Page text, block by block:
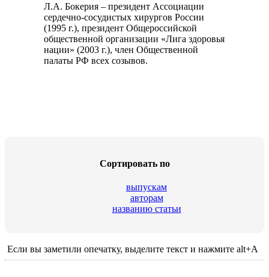
Л.А. Бокерия – президент Ассоциации
сердечно-сосудистых хирургов России
(1995 г.), президент Общероссийской
общественной организации «Лига здоровья
нации» (2003 г.), член Общественной
палаты РФ всех созывов.
Сортировать по
выпускам
авторам
названию статьи
Если вы заметили опечатку, выделите текст и нажмите alt+A